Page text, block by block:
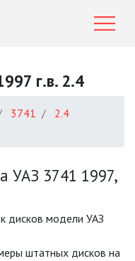
г.в. 2.4
3741
2.4
УАЗ 3741 1997,
дисков модели УАЗ
штатных дисков на